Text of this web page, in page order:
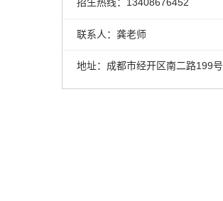
招生热线：13408676452
联系人：龚老师
地址：成都市经开区南二路199号